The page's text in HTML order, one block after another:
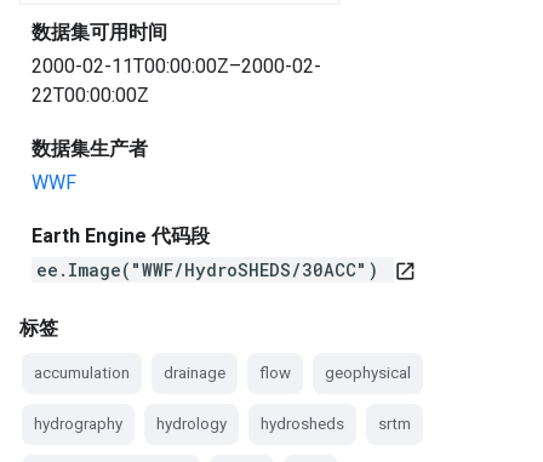
数据集可用时间
2000-02-11T00:00:00Z–2000-02-
22T00:00:00Z
数据集生产者
WWF
Earth Engine 代码段
ee.Image("WWF/HydroSHEDS/30ACC")
open_in_new
标签
accumulation drainage flow geophysical
hydrography hydrology hydrosheds srtm